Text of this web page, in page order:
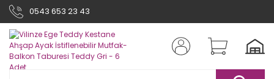
0543 653 23 43